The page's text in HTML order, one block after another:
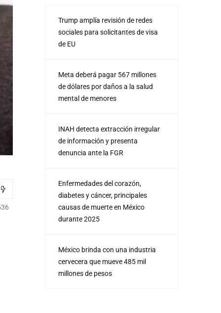
Trump amplía revisión de redes
sociales para solicitantes de visa
de EU
Meta deberá pagar 567 millones
de dólares por daños a la salud
mental de menores
INAH detecta extracción irregular
de información y presenta
denuncia ante la FGR
Enfermedades del corazón,
diabetes y cáncer, principales
causas de muerte en México
durante 2025
México brinda con una industria
cervecera que mueve 485 mil
millones de pesos